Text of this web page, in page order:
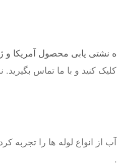
نشتی یابی محصول آمریکا و
کلیک کنید و با ما تماس بگیرید.
لوله ها را تجربه